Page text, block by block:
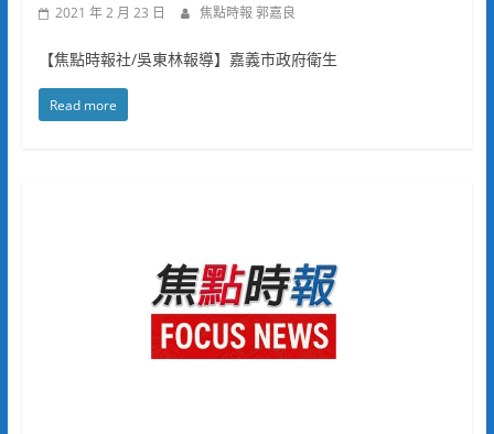
2021 年 2 月 23 日 焦點時報 郭嘉良
【焦點時報社/吳東林報導】嘉義市政府衛生
Read more